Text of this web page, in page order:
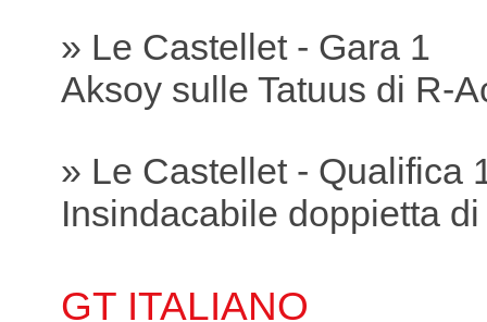
» Le Castellet - Gara 1
Aksoy sulle Tatuus di R-
» Le Castellet - Qualifica
Insindacabile doppietta
GT ITALIANO